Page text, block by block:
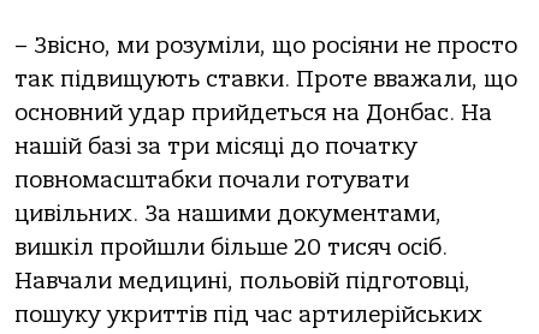
– Звісно, ми розуміли, що росіяни не просто
так підвищують ставки. Проте вважали, що
основний удар прийдеться на Донбас. На
нашій базі за три місяці до початку
повномасштабки почали готувати
цивільних. За нашими документами,
вишкіл пройшли більше 20 тисяч осіб.
Навчали медицині, польовій підготовці,
пошуку укриттів під час артилерійських